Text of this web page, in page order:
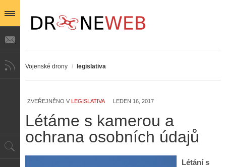
Vojenské drony / legislativa
ZVEŘEJNĚNO V LEGISLATIVA LEDEN 16, 2017
Létáme s kamerou a
ochrana osobních údajů
Létání s